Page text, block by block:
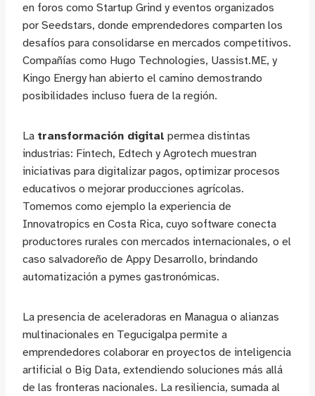
en foros como Startup Grind y eventos organizados
por Seedstars, donde emprendedores comparten los
desafíos para consolidarse en mercados competitivos.
Compañías como Hugo Technologies, Uassist.ME, y
Kingo Energy han abierto el camino demostrando
posibilidades incluso fuera de la región.
La transformación digital permea distintas
industrias: Fintech, Edtech y Agrotech muestran
iniciativas para digitalizar pagos, optimizar procesos
educativos o mejorar producciones agrícolas.
Tomemos como ejemplo la experiencia de
Innovatropics en Costa Rica, cuyo software conecta
productores rurales con mercados internacionales, o el
caso salvadoreño de Appy Desarrollo, brindando
automatización a pymes gastronómicas.
La presencia de aceleradoras en Managua o alianzas
multinacionales en Tegucigalpa permite a
emprendedores colaborar en proyectos de inteligencia
artificial o Big Data, extendiendo soluciones más allá
de las fronteras nacionales. La resiliencia, sumada al